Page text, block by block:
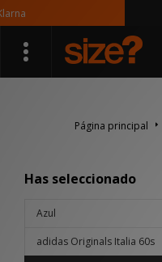
Página principal
Has seleccionado
Azul
adidas Originals Italia 60s